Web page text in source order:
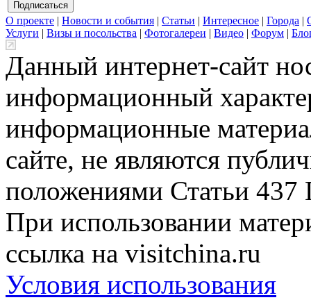
О проекте | Новости и события | Статьи | Интересное | Города |
Услуги | Визы и посольства | Фотогалереи | Видео | Форум |
Данный интернет-сайт
информационный
информационные
сайте, не являются
положениями Статьи 437
При использовании
ссылка на visitchina.ru
Условия использования